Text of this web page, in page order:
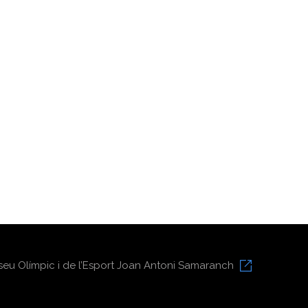
Olímpic i de l’Esport Joan Antoni Samaranch